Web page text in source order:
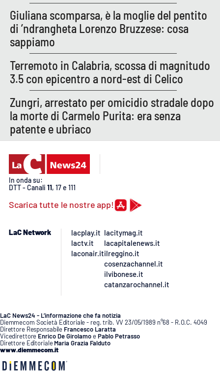
Giuliana scomparsa, è la moglie del pentito
di ’ndrangheta Lorenzo Bruzzese: cosa
sappiamo
Terremoto in Calabria, scossa di magnitudo
3.5 con epicentro a nord-est di Celico
Zungri, arrestato per omicidio stradale dopo
la morte di Carmelo Purita: era senza
patente e ubriaco
In onda su:
DTT - Canali 11, 17 e 111
Scarica tutte le nostre app!
LaC Network
lacplay.it
lactv.it
laconair.it
lacitymag.it
lacapitalenews.it
ilreggino.it
cosenzachannel.it
ilvibonese.it
catanzarochannel.it
LaC News24 - L’informazione che fa notizia
Diemmecom Società Editoriale - reg. trib. VV 23/05/1989 n°68 - R.O.C. 4049
Direttore Responsabile Francesco Laratta
Vicedirettore Enrico De GirolamoePablo Petrasso
Direttore Editoriale Maria Grazia Falduto
www.diemmecom.it